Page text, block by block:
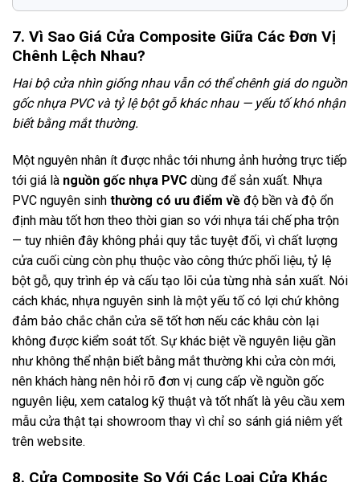
7. Vì Sao Giá Cửa Composite Giữa Các Đơn Vị
Chênh Lệch Nhau?
Hai bộ cửa nhìn giống nhau vẫn có thể chênh giá do nguồn
gốc nhựa PVC và tỷ lệ bột gỗ khác nhau — yếu tố khó nhận
biết bằng mắt thường.
Một nguyên nhân ít được nhắc tới nhưng ảnh hưởng trực tiếp
tới giá là nguồn gốc nhựa PVC dùng để sản xuất. Nhựa
PVC nguyên sinh thường có ưu điểm về độ bền và độ ổn
định màu tốt hơn theo thời gian so với nhựa tái chế pha trộn
— tuy nhiên đây không phải quy tắc tuyệt đối, vì chất lượng
cửa cuối cùng còn phụ thuộc vào công thức phối liệu, tỷ lệ
bột gỗ, quy trình ép và cấu tạo lõi của từng nhà sản xuất. Nói
cách khác, nhựa nguyên sinh là một yếu tố có lợi chứ không
đảm bảo chắc chắn cửa sẽ tốt hơn nếu các khâu còn lại
không được kiểm soát tốt. Sự khác biệt về nguyên liệu gần
như không thể nhận biết bằng mắt thường khi cửa còn mới,
nên khách hàng nên hỏi rõ đơn vị cung cấp về nguồn gốc
nguyên liệu, xem catalog kỹ thuật và tốt nhất là yêu cầu xem
mẫu cửa thật tại showroom thay vì chỉ so sánh giá niêm yết
trên website.
8. Cửa Composite So Với Các Loại Cửa Khác